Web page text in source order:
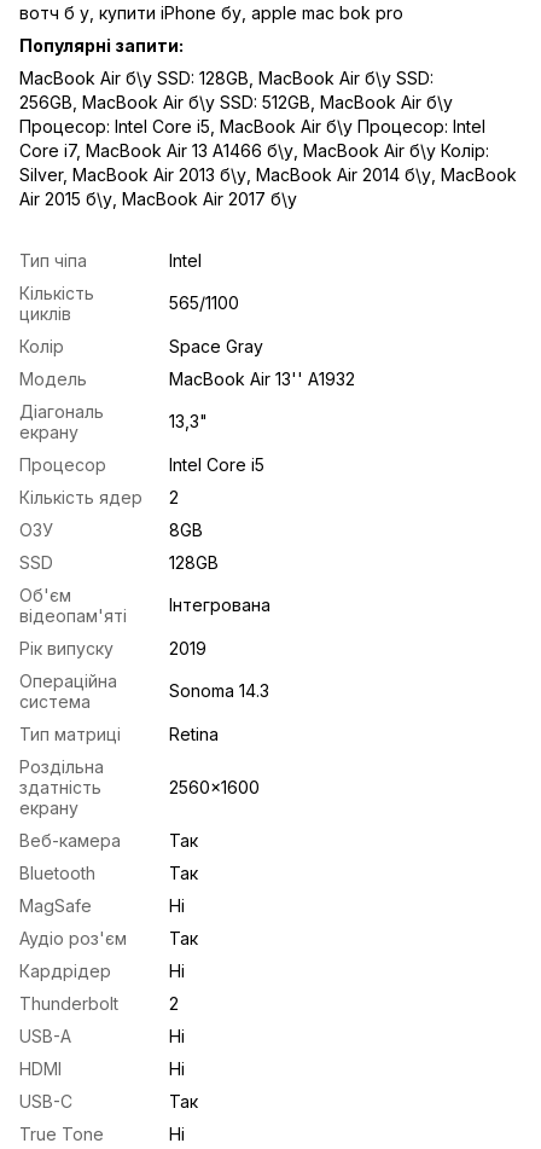
вотч б у, купити iPhone бу, apple mac bok pro
Популярні запити:
MacBook Air б\у SSD: 128GB MacBook Air б\у SSD:
256GB MacBook Air б\у SSD: 512GB MacBook Air б\у
Процесор: Intel Core i5 MacBook Air б\у Процесор: Intel
Core i7, MacBook Air 13 A1466 б\у MacBook Air б\у Колір:
Silver, MacBook Air 2013 б\у MacBook Air 2014 б\у MacBook
Air 2015 б\у MacBook Air 2017 б\у
Тип чіпа
Intel
Кількість
циклів
565/1100
Колір
Space Gray
Модель
MacBook Air 13'' A1932
Діагональ
екрану
13,3"
Процесор
Intel Core i5
Кількість ядер
2
ОЗУ
8GB
SSD
128GB
Об'єм
відеопам'яті
Інтегрована
Рік випуску
2019
Операційна
система
Sonoma 14.3
Тип матриці
Retina
Роздільна
здатність
екрану
2560x1600
Веб-камера
Так
Bluetooth
Так
MagSafe
Ні
Аудіо роз'єм
Так
Кардрідер
Ні
Thunderbolt
2
USB-A
Ні
HDMI
Ні
USB-С
Так
True Tone
Ні